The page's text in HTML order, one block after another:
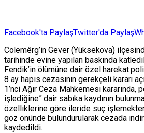
Facebook'ta PaylaşTwitter'da Paylaş
Colemêrg’in Gever (Yüksekova)
tarihinde evine yapılan baskında
Fendik’in ölümüne dair özel harekat
8 ay hapis cezasının gerekçeli kararı
1’nci Ağır Ceza Mahkemesi kararında,
işlediğine” dair sabıka kaydının
özelliklerine göre ileride suç
göz önünde bulundurularak cezada
kaydedildi.